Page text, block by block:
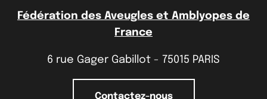
Fédération des Aveugles et Amblyopes de
France
6 rue Gager Gabillot - 75015 PARIS
Contactez-nous